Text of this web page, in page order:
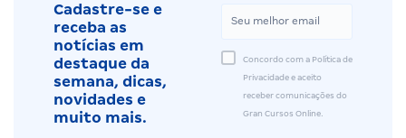
Cadastre-se e
receba as
notícias em
destaque da
semana, dicas,
novidades e
muito mais.
Concordo com a Política de
Privacidade e aceito
receber comunicações do
Gran Cursos Online.